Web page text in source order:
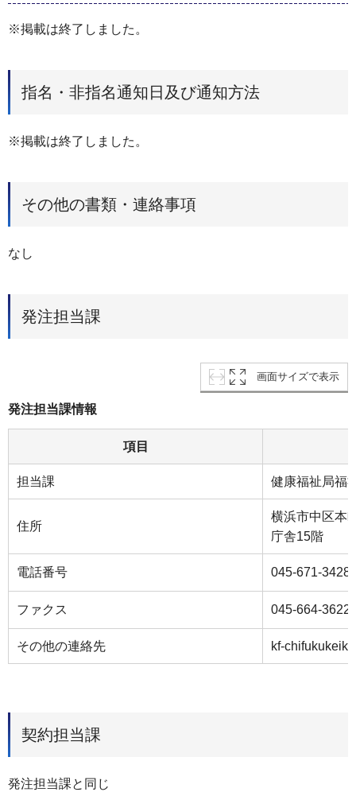
※掲載は終了しました。
指名・非指名通知日及び通知方法
※掲載は終了しました。
その他の書類・連絡事項
なし
発注担当課
画面サイズで表示
発注担当課情報
項目
担当課 健康福祉局福
住所
横浜市中区本
庁舎15階
電話番号 045-671-3428
ファクス 045-664-3622
その他の連絡先 kf-
契約担当課
発注担当課と同じ